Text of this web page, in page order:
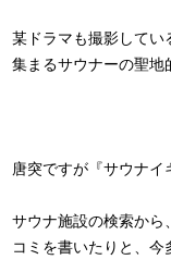
某ドラマも撮影してい
集まるサウナーの聖地
唐突ですが『サウナイ
サウナ施設の検索から
コミを書いたりと、今